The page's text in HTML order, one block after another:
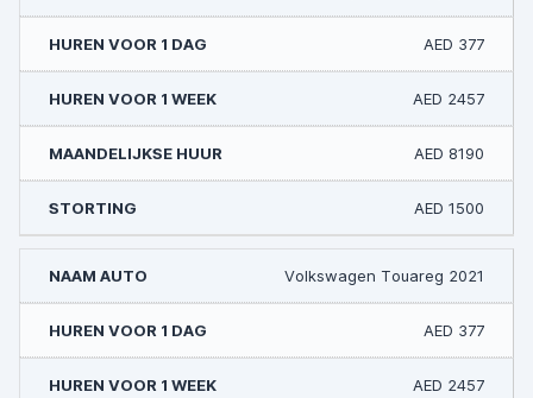
AED 377
AED 2457
AED 8190
AED 1500
Volkswagen Touareg 2021
AED 377
AED 2457